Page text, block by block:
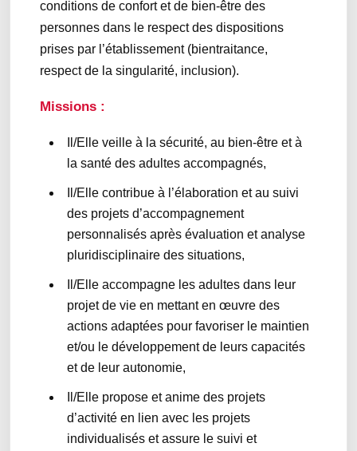
conditions de confort et de bien-être des
personnes dans le respect des dispositions
prises par l’établissement (bientraitance,
respect de la singularité, inclusion).
Missions :
Il/Elle veille à la sécurité, au bien-être et à
la santé des adultes accompagnés,
Il/Elle contribue à l’élaboration et au suivi
des projets d’accompagnement
personnalisés après évaluation et analyse
pluridisciplinaire des situations,
Il/Elle accompagne les adultes dans leur
projet de vie en mettant en œuvre des
actions adaptées pour favoriser le maintien
et/ou le développement de leurs capacités
et de leur autonomie,
Il/Elle propose et anime des projets
d’activité en lien avec les projets
individualisés et assure le suivi et